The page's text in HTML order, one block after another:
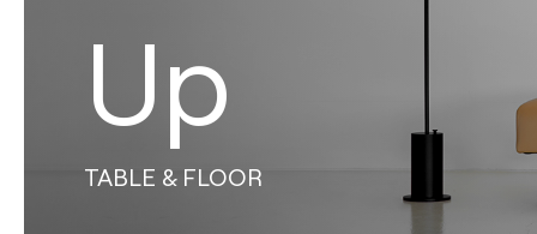
Up
TABLE & FLOOR